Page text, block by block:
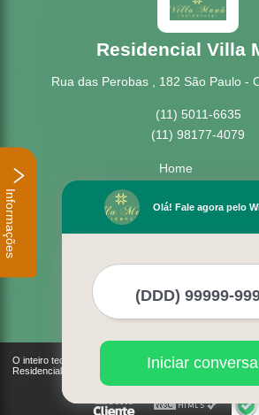
Residencial Villa
Rua das Perobas , 182 São Paulo -
(11) 5011-6635
(11) 98177-4079
Home
Missão
Mais Serviços
O inteiro teor deste site está sujeito à proteção de
Residencial Villa Maná (Lei 9610 de 19/02/1998)
Olá! Fale agora pelo
Iniciar conversa
Informações